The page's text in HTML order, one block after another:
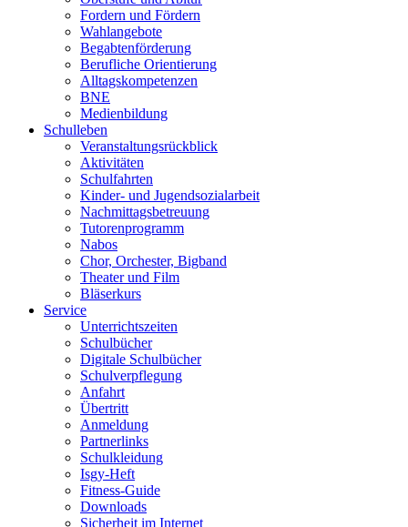
Fordern und Fördern
Wahlangebote
Begabtenförderung
Berufliche Orientierung
Alltagskompetenzen
BNE
Medienbildung
Schulleben
Veranstaltungsrückblick
Aktivitäten
Schulfahrten
Kinder- und Jugendsozialarbeit
Nachmittagsbetreuung
Tutorenprogramm
Nabos
Chor, Orchester, Bigband
Theater und Film
Bläserkurs
Service
Unterrichtszeiten
Schulbücher
Digitale Schulbücher
Schulverpflegung
Anfahrt
Übertritt
Anmeldung
Partnerlinks
Schulkleidung
Isgy-Heft
Fitness-Guide
Downloads
Sicherheit im Internet